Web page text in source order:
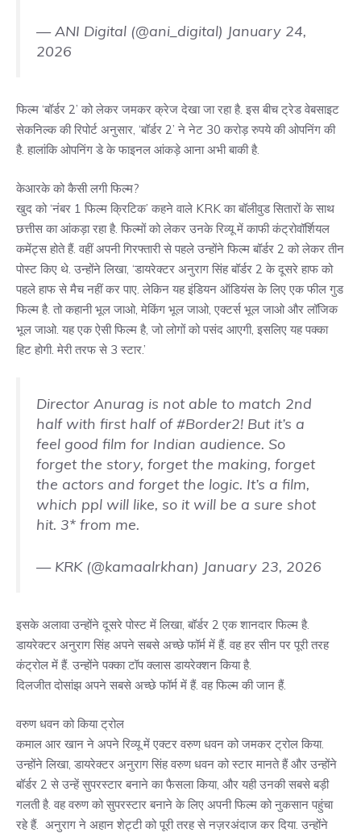
— ANI Digital (@ani_digital) January 24,
2026
फिल्म ‘बॉर्डर 2’ को लेकर जमकर क्रेज देखा जा रहा है. इस बीच ट्रेड वेबसाइट
सेकनिल्क की रिपोर्ट अनुसार, ‘बॉर्डर 2’ ने नेट 30 करोड़ रुपये की ओपनिंग की
है. हालांकि ओपनिंग डे के फाइनल आंकड़े आना अभी बाकी है.
केआरके को कैसी लगी फिल्म?
खुद को ‘नंबर 1 फिल्म क्रिटिक’ कहने वाले KRK का बॉलीवुड सितारों के साथ
छत्तीस का आंकड़ा रहा है. फिल्मों को लेकर उनके रिव्यू में काफी कंट्रोवॉर्शियल
कमेंट्स होते हैं. वहीं अपनी गिरफ्तारी से पहले उन्होंने फिल्म बॉर्डर 2 को लेकर तीन
पोस्ट किए थे. उन्होंने लिखा, ‘डायरेक्टर अनुराग सिंह बॉर्डर 2 के दूसरे हाफ को
पहले हाफ से मैच नहीं कर पाए. लेकिन यह इंडियन ऑडियंस के लिए एक फील गुड
फिल्म है. तो कहानी भूल जाओ, मेकिंग भूल जाओ, एक्टर्स भूल जाओ और लॉजिक
भूल जाओ. यह एक ऐसी फिल्म है, जो लोगों को पसंद आएगी, इसलिए यह पक्का
हिट होगी. मेरी तरफ से 3 स्टार.’
Director Anurag is not able to match 2nd
half with first half of#Border2! But it’s a
feel good film for Indian audience. So
forget the story, forget the making, forget
the actors and forget the logic. It’s a film,
which ppl will like, so it will be a sure shot
hit. 3* from me.
— KRK (@kamaalrkhan) January 23, 2026
इसके अलावा उन्होंने दूसरे पोस्ट में लिखा, बॉर्डर 2 एक शानदार फिल्म है.
डायरेक्टर अनुराग सिंह अपने सबसे अच्छे फॉर्म में हैं. वह हर सीन पर पूरी तरह
कंट्रोल में हैं. उन्होंने पक्का टॉप क्लास डायरेक्शन किया है.
दिलजीत दोसांझ अपने सबसे अच्छे फॉर्म में हैं. वह फिल्म की जान हैं.
वरुण धवन को किया ट्रोल
कमाल आर खान ने अपने रिव्यू में एक्टर वरुण धवन को जमकर ट्रोल किया.
उन्होंने लिखा, डायरेक्टर अनुराग सिंह वरुण धवन को स्टार मानते हैं और उन्होंने
बॉर्डर 2 से उन्हें सुपरस्टार बनाने का फैसला किया, और यही उनकी सबसे बड़ी
गलती है. वह वरुण को सुपरस्टार बनाने के लिए अपनी फिल्म को नुकसान पहुंचा
रहे हैं. अनुराग ने अहान शेट्टी को पूरी तरह से नज़रअंदाज कर दिया. उन्होंने